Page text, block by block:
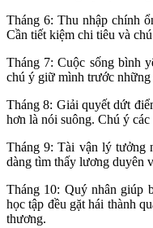
Tháng 6: Thu nhập chính
Cần tiết kiệm chi tiêu và
Tháng 7: Cuộc sống bình
chú ý giữ mình trước những
Tháng 8: Giải quyết dứt
hơn là nói suông. Chú ý
Tháng 9: Tài vận lý tưởng
dàng tìm thấy lương duyên
Tháng 10: Quý nhân giúp
học tập đều gặt hái thành
thương.